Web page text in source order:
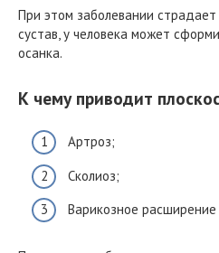
При этом заболевании
сустав, у человека может
осанка.
К чему приводит
Артроз;
Сколиоз;
Варикозное